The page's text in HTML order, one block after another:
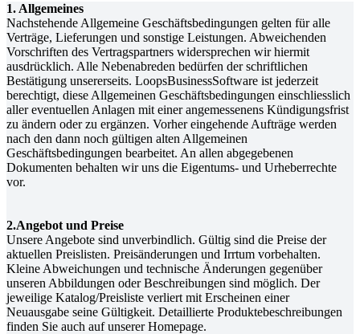
1. Allgemeines
Nachstehende Allgemeine Geschäftsbedingungen gelten für alle
Verträge, Lieferungen und sonstige Leistungen. Abweichenden
Vorschriften des Vertragspartners widersprechen wir hiermit
ausdrücklich. Alle Nebenabreden bedürfen der schriftlichen
Bestätigung unsererseits. LoopsBusinessSoftware ist jederzeit
berechtigt, diese Allgemeinen Geschäftsbedingungen einschliesslich
aller eventuellen Anlagen mit einer angemessenens Kündigungsfrist
zu ändern oder zu ergänzen. Vorher eingehende Aufträge werden
nach den dann noch gültigen alten Allgemeinen
Geschäftsbedingungen bearbeitet. An allen abgegebenen
Dokumenten behalten wir uns die Eigentums- und Urheberrechte
vor.
2.Angebot und Preise
Unsere Angebote sind unverbindlich. Gültig sind die Preise der
aktuellen Preislisten. Preisänderungen und Irrtum vorbehalten.
Kleine Abweichungen und technische Änderungen gegenüber
unseren Abbildungen oder Beschreibungen sind möglich. Der
jeweilige Katalog/Preisliste verliert mit Erscheinen einer
Neuausgabe seine Gültigkeit. Detaillierte Produktebeschreibungen
finden Sie auch auf unserer Homepage.